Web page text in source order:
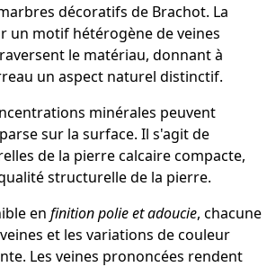
décoratifs de Brachot. La
un motif hétérogène de veines
le matériau, donnant à
un aspect naturel distinctif.
minérales peuvent
sur la surface. Il s'agit de
de la pierre calcaire compacte,
structurelle de la pierre.
en finition polie et adoucie, chacune
et les variations de couleur
Les veines prononcées rendent